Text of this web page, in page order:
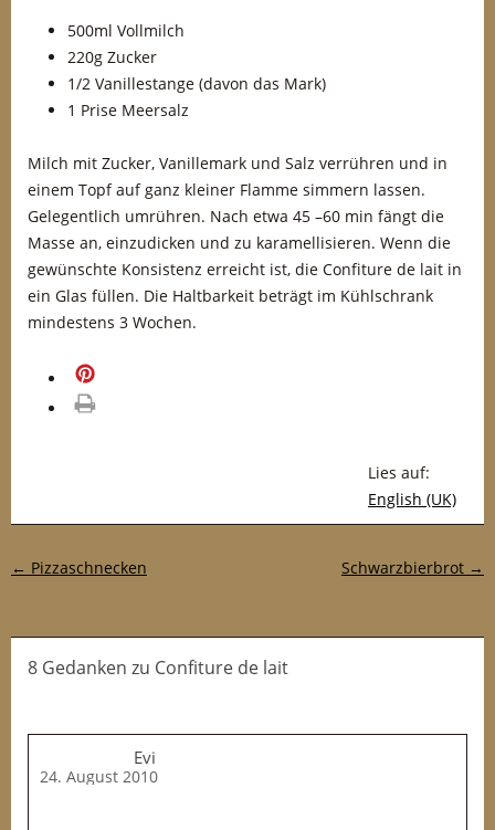
500ml Vollmilch
220g Zucker
1/2 Vanillestange (davon das Mark)
1 Prise Meersalz
Milch mit Zucker, Vanillemark und Salz verrühren und in
einem Topf auf ganz kleiner Flamme simmern lassen.
Gelegentlich umrühren. Nach etwa 45 –60 min fängt die
Masse an, einzudicken und zu karamellisieren. Wenn die
gewünschte Konsistenz erreicht ist, die Confiture de lait in
ein Glas füllen. Die Haltbarkeit beträgt im Kühlschrank
mindestens 3 Wochen.
Lies auf:
English (UK)
Post-Navigation
← Pizzaschnecken Schwarzbierbrot →
8 Gedanken zu Confiture de lait
Evi
24. August 2010